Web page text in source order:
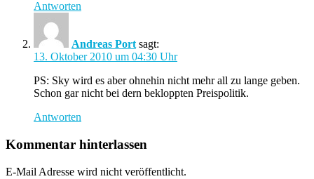
Antworten
Andreas Port sagt:
13. Oktober 2010 um 04:30 Uhr
PS: Sky wird es aber ohnehin nicht mehr all zu lange geben.
Schon gar nicht bei dern bekloppten Preispolitik.
Antworten
Kommentar hinterlassen
E-Mail Adresse wird nicht veröffentlicht.